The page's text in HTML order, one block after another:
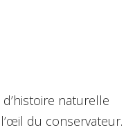
naturelle
du conservateur.